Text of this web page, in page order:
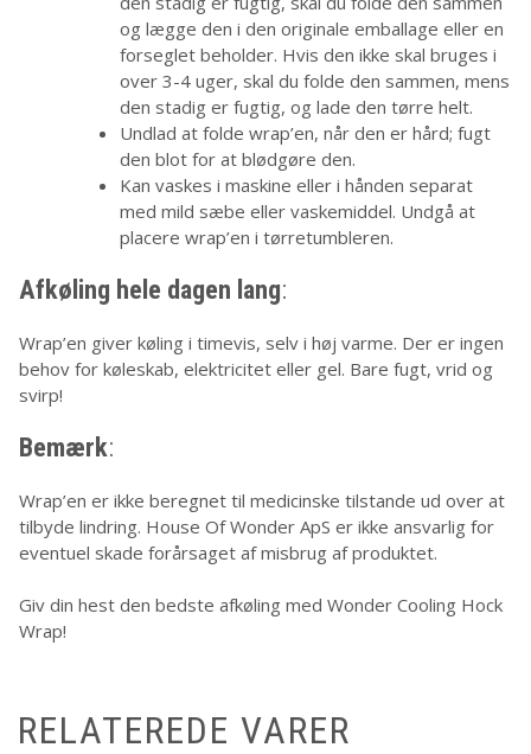
og lægge den i den originale emballage eller en
forseglet beholder. Hvis den ikke skal bruges i
over 3-4 uger, skal du folde den sammen, mens
den stadig er fugtig, og lade den tørre helt.
Undlad at folde wrap’en, når den er hård; fugt
den blot for at blødgøre den.
Kan vaskes i maskine eller i hånden separat
med mild sæbe eller vaskemiddel. Undgå at
placere wrap’en i tørretumbleren.
Afkøling hele dagen lang:
Wrap’en giver køling i timevis, selv i høj varme. Der er ingen
behov for køleskab, elektricitet eller gel. Bare fugt, vrid og
svirp!
Bemærk:
Wrap’en er ikke beregnet til medicinske tilstande ud over at
tilbyde lindring. House Of Wonder ApS er ikke ansvarlig for
eventuel skade forårsaget af misbrug af produktet.
Giv din hest den bedste afkøling med Wonder Cooling Hock
Wrap!
RELATEREDE VARER